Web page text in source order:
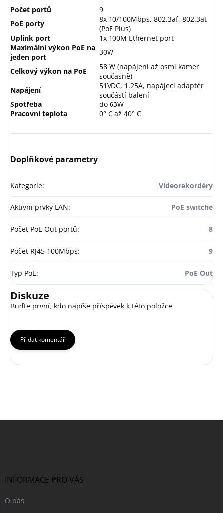
Počet portů
9
PoE porty
8x 10/100Mbps, 802.3af, 802.3at
(PoE Plus)
Uplink port
1x 100M Ethernet port
Maximální výkon PoE na
jeden port
30W
Celkový výkon na PoE
58 W (napájení až osmi kamer
současně)
Napájení
51VDC, 1.25A, napájecí adaptér
součástí balení
Spotřeba
do 63W
Pracovní teplota
0° C až 40° C
Doplňkové parametry
Kategorie: Videorekordéry
Aktivní prvky LAN: PoE switche
Počet PoE Out portů: 8
Počet RJ45 100Mbps: 9
Typ PoE: PoE Out
Diskuze
Buďte první, kdo napíše příspěvek k této položce.
Přidat komentář
Z
INFORMACE PRO VÁS
O nás